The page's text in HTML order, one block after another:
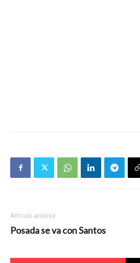
Artículo anterior
Posada se va con Santos